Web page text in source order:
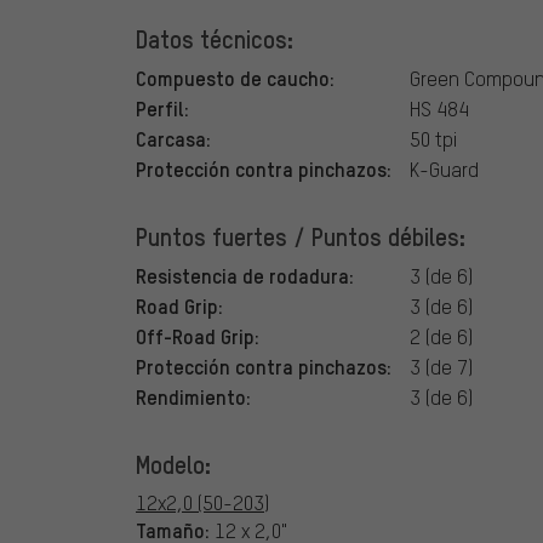
Datos técnicos:
Compuesto de caucho: Green
Perfil: HS 484
Carcasa: 50 tpi
Protección contra pinchazos: K-Guard
Puntos fuertes / Puntos débiles:
Resistencia de rodadura: 3 (de 6)
Road Grip: 3 (de 6)
Off-Road Grip: 2 (de 6)
Protección contra pinchazos: 3 (de 7)
Rendimiento: 3 (de 6)
Modelo:
12x2,0 (50-203)
Tamaño: 12 x 2,0"